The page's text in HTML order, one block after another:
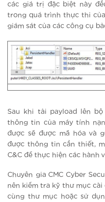
các giá trị đặc biệt này
trong quá trình thực thi
giám sát của các công cụ
Sau khi tải payload lên
thông tin của máy tính
được sẽ được mã hóa và
được thông tin cần thiết,
C&C để thực hiện các hành
Chuyên gia CMC Cyber
nên kiểm tra kỹ thư mục cài
cùng thư mục hoặc sử